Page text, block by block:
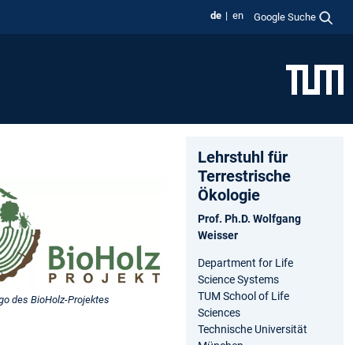
de en Google Suche
des BioHolz-Projektes
Lehrstuhl für
Terrestrische
Ökologie
Prof. Ph.D. Wolfgang
Weisser
Department for Life
Science Systems
TUM School of Life
Sciences
Technische Universität